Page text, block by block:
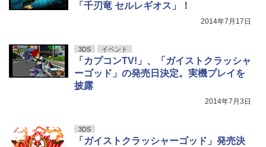
「千刃竜 セルレギオス」！
2014年7月17日
3DS イベント
「カプコンTV!」、「ガイストクラッシャ
ーゴッド」の発売日決定。実機プレイを
披露
2014年7月3日
3DS
「ガイストクラッシャーゴッド」発売決